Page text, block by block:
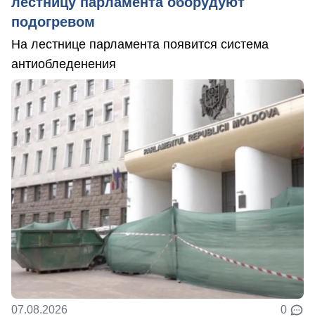
подогревом
На лестнице парламента появится система
антиобледенения
07.08.2026 0